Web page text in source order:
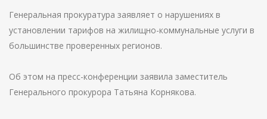
Генеральная прокуратура заявляет о нарушениях в
установлении тарифов на жилищно-коммунальные услуги в
большинстве проверенных регионов.
Об этом на пресс-конференции заявила заместитель
Генерального прокурора Татьяна Корнякова.